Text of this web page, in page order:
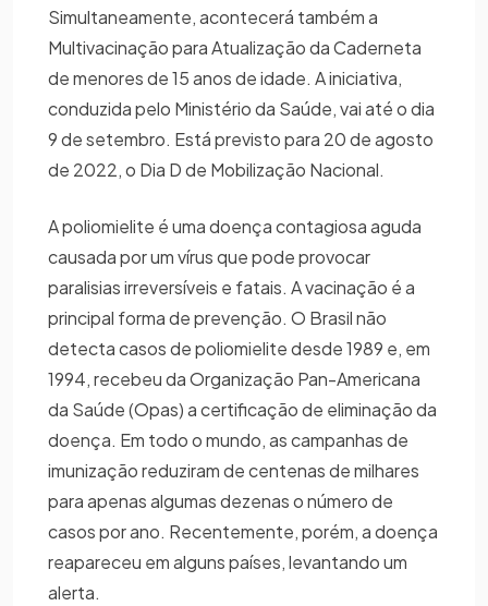
Simultaneamente, acontecerá também a
Multivacinação para Atualização da Caderneta
de menores de 15 anos de idade. A iniciativa,
conduzida pelo Ministério da Saúde, vai até o dia
9 de setembro. Está previsto para 20 de agosto
de 2022, o Dia D de Mobilização Nacional.
A poliomielite é uma doença contagiosa aguda
causada por um vírus que pode provocar
paralisias irreversíveis e fatais. A vacinação é a
principal forma de prevenção. O Brasil não
detecta casos de poliomielite desde 1989 e, em
1994, recebeu da Organização Pan-Americana
da Saúde (Opas) a certificação de eliminação da
doença. Em todo o mundo, as campanhas de
imunização reduziram de centenas de milhares
para apenas algumas dezenas o número de
casos por ano. Recentemente, porém, a doença
reapareceu em alguns países, levantando um
alerta.